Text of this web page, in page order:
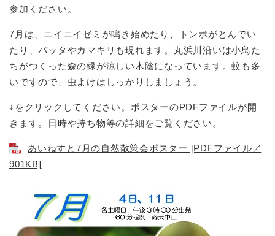
参加ください。
7月は、ニイニイゼミが鳴き始めたり、トンボがとんでい
たり、バッタやカマキリも現れます。丸浜川沿いは小鳥た
ちがつくった森の緑が涼しい木陰になっています。蚊も多
いですので、虫よけはしっかりしましょう。
↓をクリックしてください。ポスターのPDFファイルが開
きます。日時や持ち物等の詳細をご覧ください。
あいねすと7月の自然散策会ポスター [PDFファイル／
901KB]